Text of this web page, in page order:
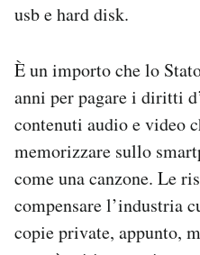
usb e hard disk.
È un importo che lo
anni per pagare i diritti
contenuti audio e video
memorizzare sullo
come una canzone. Le
compensare l’industria
copie private, appunto,